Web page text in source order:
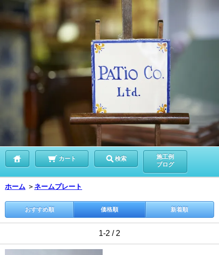
カート 検索
施工例
ブログ
ホーム ＞ネームプレート
おすすめ順 価格順 新着順
1-2 / 2